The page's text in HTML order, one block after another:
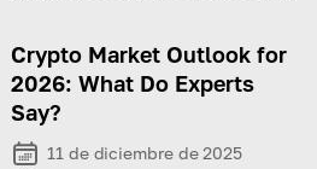
inteligentes.
Crypto Market Outlook for
2026: What Do Experts
Say?
11 de diciembre de 2025